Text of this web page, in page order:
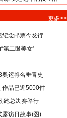
更多>>
纪念邮票今发行
第二眼美女”
运将名垂青史
作品已近5000件
跑总决赛举行
露访日故事(图)